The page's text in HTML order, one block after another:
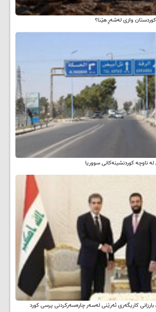
وازی لەشەڕ هێنا؟
لە ناوچە کوردنشینەکانی سووریا
كاریگه‌ری ئه‌رێنی له‌سه‌ر چاره‌سه‌ركردنی پرسی كورد